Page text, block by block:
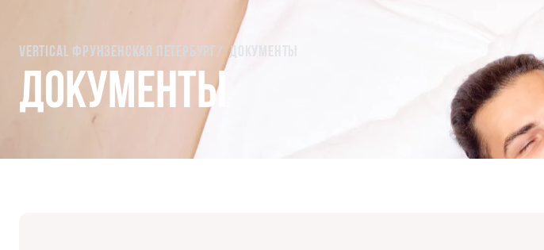
Vertical Фрунзенская Петербург Документы
Документы